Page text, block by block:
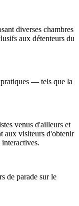
diverses chambres
aux détenteurs du
pratiques — tels que la
venus d'ailleurs et
aux visiteurs d'obtenir
de parade sur le